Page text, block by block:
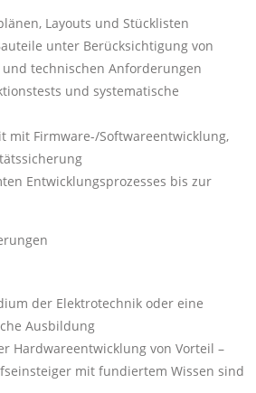
Layouts und Stücklisten
unter Berücksichtigung von
technischen Anforderungen
und systematische
mit Firmware-/Softwareentwicklung,
Entwicklungsprozesses bis zur
der Elektrotechnik oder eine
Ausbildung
Hardwareentwicklung von Vorteil –
mit fundiertem Wissen sind